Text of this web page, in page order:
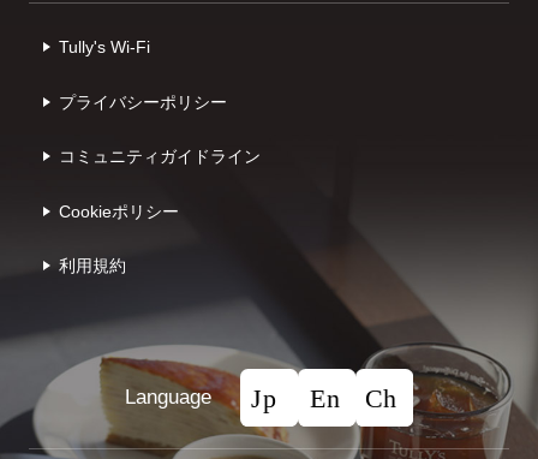
Tully's Wi-Fi
プライバシーポリシー
コミュニティガイドライン
Cookieポリシー
利⽤規約
Language